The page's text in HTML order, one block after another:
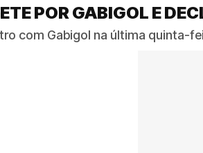
POR GABIGOL E
com Gabigol na última quinta-